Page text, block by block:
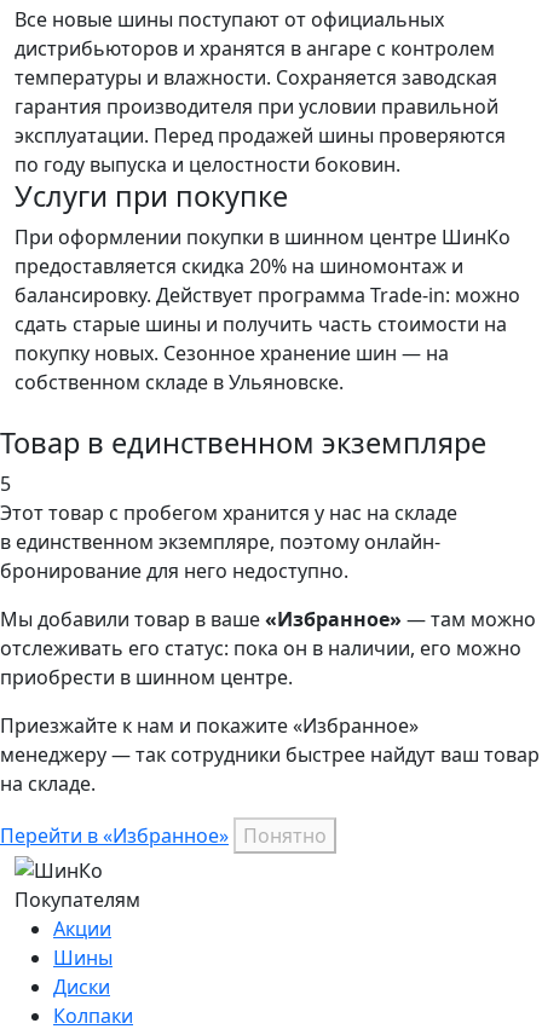
Все новые шины поступают от официальных
дистрибьюторов и хранятся в ангаре с контролем
температуры и влажности. Сохраняется заводская
гарантия производителя при условии правильной
эксплуатации. Перед продажей шины проверяются
по году выпуска и целостности боковин.
Услуги при покупке
При оформлении покупки в шинном центре ШинКо
предоставляется скидка 20% на шиномонтаж и
балансировку. Действует программа Trade-in: можно
сдать старые шины и получить часть стоимости на
покупку новых. Сезонное хранение шин — на
собственном складе в Ульяновске.
Товар в единственном экземпляре
5
Этот товар с пробегом хранится у нас на складе
в единственном экземпляре, поэтому онлайн-
бронирование для него недоступно.
Мы добавили товар в ваше«Избранное» — там можно
отслеживать его статус: пока он в наличии, его можно
приобрести в шинном центре.
Приезжайте к нам и покажите «Избранное»
менеджеру — так сотрудники быстрее найдут ваш товар
на складе.
Перейти в «Избранное» Понятно
Покупателям
Акции
Шины
Диски
Колпаки